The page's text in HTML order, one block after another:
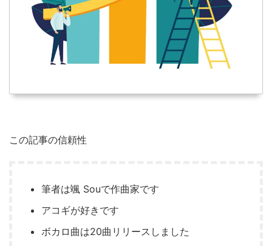
この記事の信頼性
筆者は颯 Souで作曲家です
アコギが好きです
ボカロ曲は20曲リリースしました